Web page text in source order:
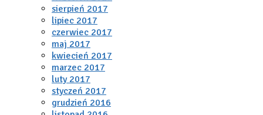
sierpień 2017
lipiec 2017
czerwiec 2017
maj 2017
kwiecień 2017
marzec 2017
luty 2017
styczeń 2017
grudzień 2016